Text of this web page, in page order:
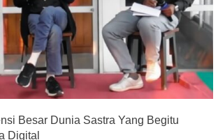
Besar Dunia Sastra Yang Begitu
Digital